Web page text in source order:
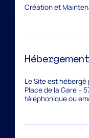
Création et
Hébergement
Le Site est hébergé
Place de la Gare –
téléphonique ou